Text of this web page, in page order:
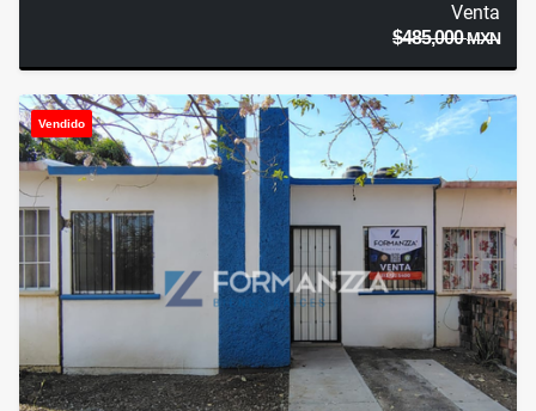
Venta
$485,000MXN
Vendido